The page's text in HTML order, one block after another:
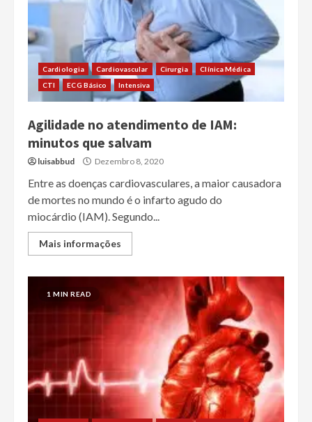
Cardiologia Cardiovascular Cirurgia
Clínica Médica
CTI
ECG Básico Intensiva
Agilidade no atendimento de IAM:
minutos que salvam
luisabbud Dezembro 8, 2020
Entre as doenças cardiovasculares, a maior causadora
de mortes no mundo é o infarto agudo do
miocárdio (IAM). Segundo...
Mais informações
1 MIN READ